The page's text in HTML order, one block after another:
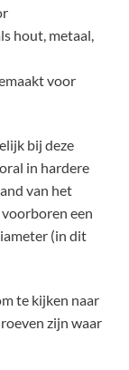
hout, metaal,
voor
bij deze
in hardere
van het
een
(in dit
te kijken naar
zijn waar